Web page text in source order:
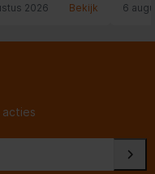
2026
Bekijk
6